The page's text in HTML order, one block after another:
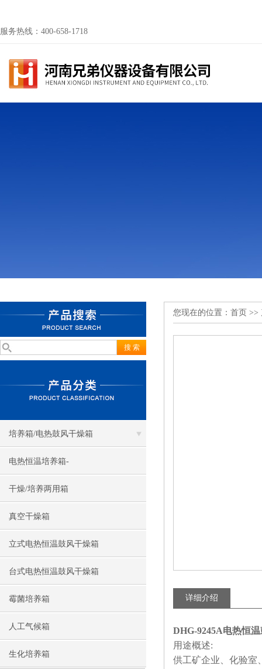
服务热线：400-658-1718
培养箱/电热鼓风干燥箱
电热恒温培养箱-
干燥/培养两用箱
真空干燥箱
立式电热恒温鼓风干燥箱
台式电热恒温鼓风干燥箱
霉菌培养箱
人工气候箱
生化培养箱
您现在的位置： 首页 >>
详细介绍
DHG-9245A电热恒
用途概述:
供工矿企业、化验室